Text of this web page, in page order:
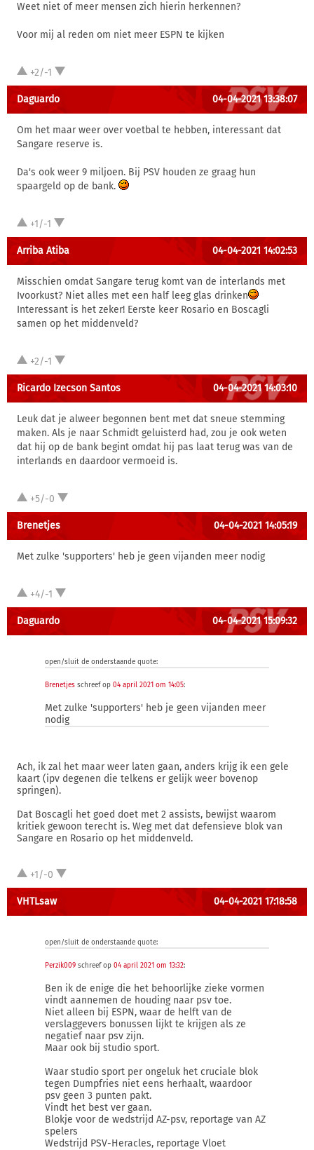
Weet niet of meer mensen zich hierin herkennen?
Voor mij al reden om niet meer ESPN te kijken
+2/-1
Daguardo 04-04-2021 13:38:07
Om het maar weer over voetbal te hebben, interessant dat
Sangare reserve is.
Da's ook weer 9 miljoen. Bij PSV houden ze graag hun
spaargeld op de bank.
+1/-1
Arriba Atiba 04-04-2021 14:02:53
Misschien omdat Sangare terug komt van de interlands met
Ivoorkust? Niet alles met een half leeg glas drinken
Interessant is het zeker! Eerste keer Rosario en Boscagli
samen op het middenveld?
+2/-1
Ricardo Izecson Santos 04-04-2021 14:03:10
Leuk dat je alweer begonnen bent met dat sneue stemming
maken. Als je naar Schmidt geluisterd had, zou je ook weten
dat hij op de bank begint omdat hij pas laat terug was van de
interlands en daardoor vermoeid is.
+5/-0
Brenetjes 04-04-2021 14:05:19
Met zulke 'supporters' heb je geen vijanden meer nodig
+4/-1
Daguardo 04-04-2021 15:09:32
open/sluit de onderstaande quote:
Brenetjes schreef op 04 april 2021 om 14:05:
Met zulke 'supporters' heb je geen vijanden meer
nodig
Ach, ik zal het maar weer laten gaan, anders krijg ik een gele
kaart (ipv degenen die telkens er gelijk weer bovenop
springen).
Dat Boscagli het goed doet met 2 assists, bewijst waarom
kritiek gewoon terecht is. Weg met dat defensieve blok van
Sangare en Rosario op het middenveld.
+1/-0
VHTLsaw 04-04-2021 17:18:58
open/sluit de onderstaande quote:
Perzik009 schreef op 04 april 2021 om 13:32:
Ben ik de enige die het behoorlijke zieke vormen
vindt aannemen de houding naar psv toe.
Niet alleen bij ESPN, waar de helft van de
verslaggevers bonussen lijkt te krijgen als ze
negatief naar psv zijn.
Maar ook bij studio sport.
Waar studio sport per ongeluk het cruciale blok
tegen Dumpfries niet eens herhaalt, waardoor
psv geen 3 punten pakt.
Vindt het best ver gaan.
Blokje voor de wedstrijd AZ-psv, reportage van AZ
spelers
Wedstrijd PSV-Heracles, reportage Vloet